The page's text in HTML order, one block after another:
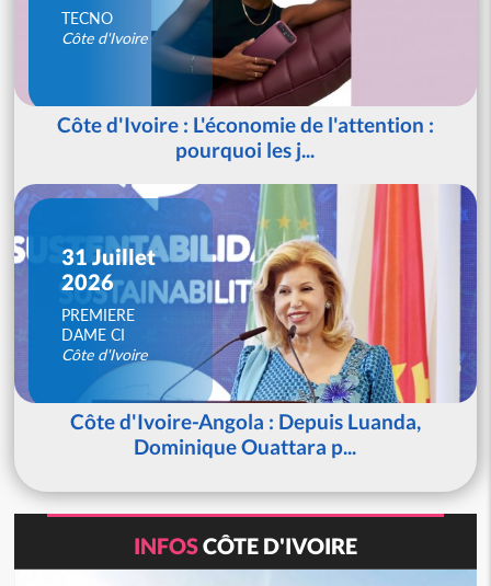
TECNO
Côte d'Ivoire
Côte d'Ivoire : L'économie de l'attention :
pourquoi les j...
31 Juillet
2026
PREMIERE
DAME CI
Côte d'Ivoire
Côte d'Ivoire-Angola : Depuis Luanda,
Dominique Ouattara p...
INFOSCÔTE D'IVOIRE